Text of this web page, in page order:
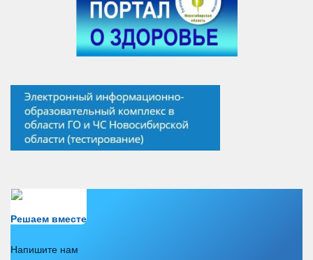
Решаем вместе
Напишите нам